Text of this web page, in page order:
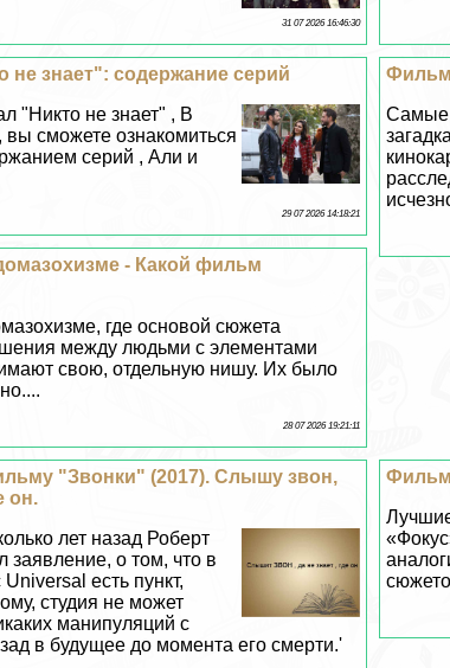
31 07 2026 16:46:30
Самые
не знает": содержание серий
"Никто не знает" , В
вы сможете ознакомиться
серий , Али и
29 07 2026 14:18:21
- Какой фильм
где основой сюжета
между людьми с элементами
свою, отдельную нишу. Их было
28 07 2026 19:21:11
"Звонки" (2017). Слышу звон,
он.
лет назад Роберт
заявление, о том, что в
Universal есть пункт,
студия не может
манипуляций с
в будущее до момента его cмepти.'